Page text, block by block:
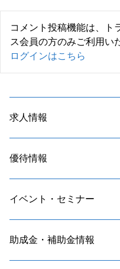
コメント投稿機能は、ト
ス会員の方のみご利用い
ログインはこちら
求人情報
優待情報
イベント・セミナー
助成金・補助金情報